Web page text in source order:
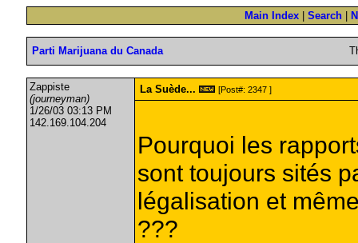
Main Index Search
Parti Marijuana du Canada
Zappiste
(journeyman)
1/26/03 03:13 PM
142.169.104.204
La Suède... [Post#: 2347 ]
Pourquoi les
sont toujours sités
légalisation et
???